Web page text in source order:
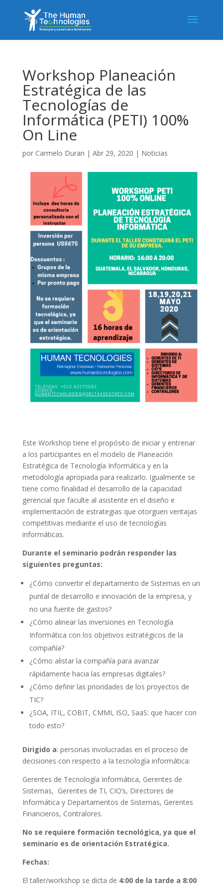
Workshop Planeación
Estratégica de las
Tecnologías de
Informática (PETI) 100%
On Line
por Carmelo Duran | Abr 29, 2020 | Noticias
Este Workshop tiene el propósito de iniciar y entrenar
a los participantes en el modelo de Planeación
Estratégica de Tecnología Informática y en la
metodología apropiada para realizarlo. Igualmente se
tiene como finalidad el desarrollo de la capacidad
gerencial que faculte al asistente en el diseño e
implementación de estrategias que otorguen ventajas
competitivas mediante el uso de tecnologías
informáticas.
Durante el seminario podrán responder las
siguientes preguntas:
¿Cómo convertir el departamento de Sistemas en un
puntal de desarrollo e innovación de la empresa, y
no una fuente de gastos?
¿Cómo alinear las inversiones en Tecnología
Informática con los objetivos estratégicos de la
compañía?
¿Cómo alistar la compañía para avanzar
rápidamente hacia las empresas digitales?
¿Cómo definir las prioridades de los proyectos de
TIC?
¿SOA, ITIL, COBIT, CMMI, ISO, SaaS: que hacer con
todo esto?
Dirigido a: personas involucradas en el proceso de
decisiones con respecto a la tecnología informática:
Gerentes de Tecnología Informática, Gerentes de
Sistemas, Gerentes de TI, CIO’s, Directores de
Informática y Departamentos de Sistemas, Gerentes
Financieros, Contralores.
No se requiere formación tecnológica, ya que el
seminario es de orientación Estratégica.
Fechas:
El taller/workshop se dicta de 4:00 de la tarde a 8:00